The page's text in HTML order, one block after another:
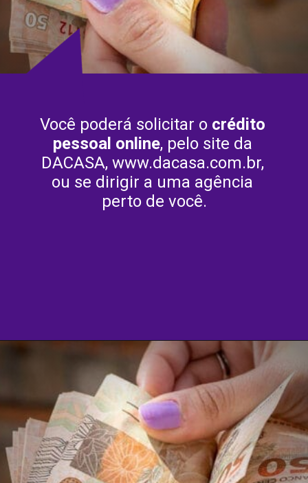
Você poderá solicitar o crédito
pessoal online, pelo site da
DACASA, www.dacasa.com.br,
ou se dirigir a uma agência
perto de você.